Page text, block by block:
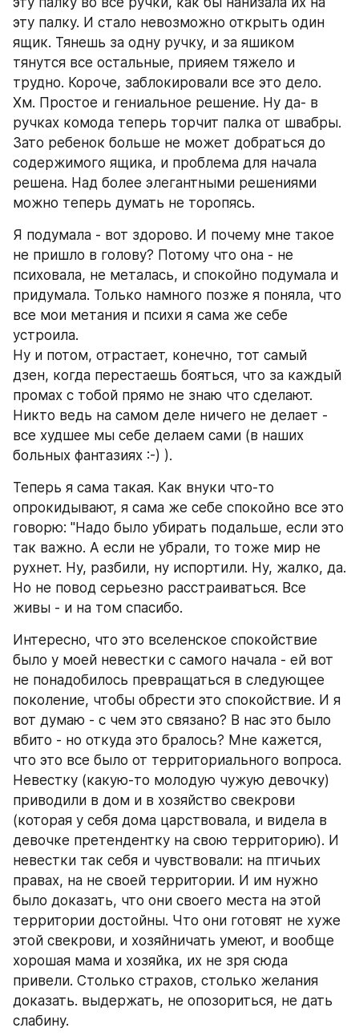
эту палку. И стало невозможно открыть один
ящик. Тянешь за одну ручку, и за яшиком
тянутся все остальные, прияем тяжело и
трудно. Короче, заблокировали все это дело.
Хм. Простое и гениальное решение. Ну да- в
ручках комода теперь торчит палка от швабры.
Зато ребенок больше не может добраться до
содержимого ящика, и проблема для начала
решена. Над более элегантными решениями
можно теперь думать не торопясь.
Я подумала - вот здорово. И почему мне такое
не пришло в голову? Потому что она - не
психовала, не металась, и спокойно подумала и
придумала. Только намного позже я поняла, что
все мои метания и психи я сама же себе
устроила.
Ну и потом, отрастает, конечно, тот самый
дзен, когда перестаешь бояться, что за каждый
промах с тобой прямо не знаю что сделают.
Никто ведь на самом деле ничего не делает -
все худшее мы себе делаем сами (в наших
больных фантазиях :-) ).
Теперь я сама такая. Как внуки что-то
опрокидывают, я сама же себе спокойно все это
говорю: "Надо было убирать подальше, если это
так важно. А если не убрали, то тоже мир не
рухнет. Ну, разбили, ну испортили. Ну, жалко, да.
Но не повод серьезно расстраиваться. Все
живы - и на том спасибо.
Интересно, что это вселенское спокойствие
было у моей невестки с самого начала - ей вот
не понадобилось превращаться в следующее
поколение, чтобы обрести это спокойствие. И я
вот думаю - с чем это связано? В нас это было
вбито - но откуда это бралось? Мне кажется,
что это все было от территориального вопроса.
Невестку (какую-то молодую чужую девочку)
приводили в дом и в хозяйство свекрови
(которая у себя дома царствовала, и видела в
девочке претендентку на свою территорию). И
невестки так себя и чувствовали: на птичьих
правах, на не своей территории. И им нужно
было доказать, что они своего места на этой
территории достойны. Что они готовят не хуже
этой свекрови, и хозяйничать умеют, и вообще
хорошая мама и хозяйка, их не зря сюда
привели. Столько страхов, столько желания
доказать. выдержать, не опозориться, не дать
слабину.